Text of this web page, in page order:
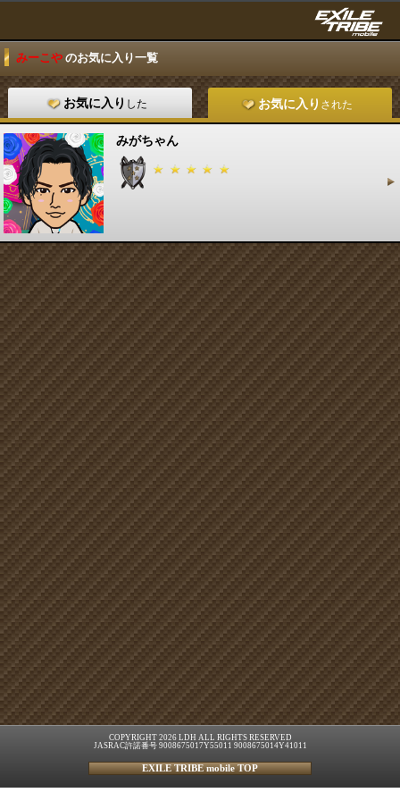
みーこや のお気に入り一覧
お気に入り した お気に入り された
みがちゃん
COPYRIGHT 2026 LDH ALL RIGHTS RESERVED
JASRAC許諾番号 9008675017Y55011 9008675014Y41011
EXILE TRIBE mobile TOP